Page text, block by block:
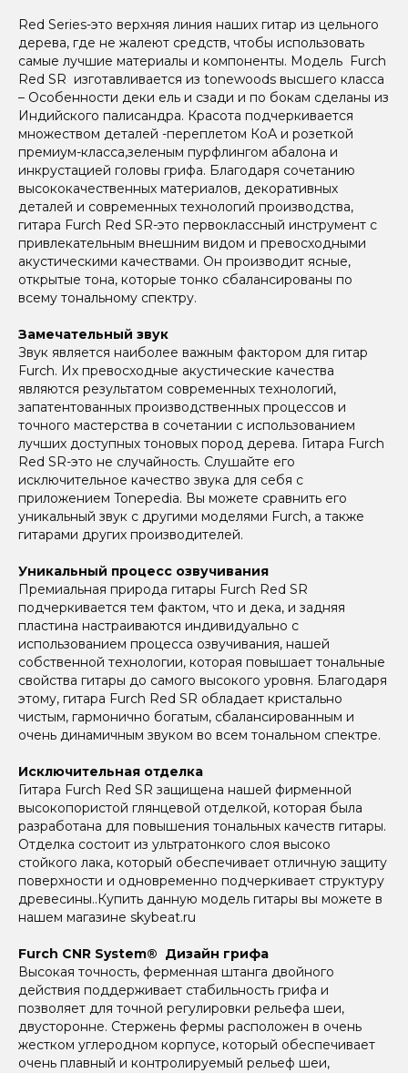
Red Series-это верхняя линия наших гитар из цельного
дерева, где не жалеют средств, чтобы использовать
самые лучшие материалы и компоненты. Модель Furch
Red SR изготавливается из tonewoods высшего класса
– Особенности деки ель и сзади и по бокам сделаны из
Индийского палисандра. Красота подчеркивается
множеством деталей -переплетом КоА и розеткой
премиум-класса,зеленым пурфлингом абалона и
инкрустацией головы грифа. Благодаря сочетанию
высококачественных материалов, декоративных
деталей и современных технологий производства,
гитара Furch Red SR-это первоклассный инструмент с
привлекательным внешним видом и превосходными
акустическими качествами. Он производит ясные,
открытые тона, которые тонко сбалансированы по
всему тональному спектру.
Замечательный звук
Звук является наиболее важным фактором для гитар
Furch. Их превосходные акустические качества
являются результатом современных технологий,
запатентованных производственных процессов и
точного мастерства в сочетании с использованием
лучших доступных тоновых пород дерева. Гитара Furch
Red SR-это не случайность. Слушайте его
исключительное качество звука для себя с
приложением Tonepedia. Вы можете сравнить его
уникальный звук с другими моделями Furch, а также
гитарами других производителей.
Уникальный процесс озвучивания
Премиальная природа гитары Furch Red SR
подчеркивается тем фактом, что и дека, и задняя
пластина настраиваются индивидуально с
использованием процесса озвучивания, нашей
собственной технологии, которая повышает тональные
свойства гитары до самого высокого уровня. Благодаря
этому, гитара Furch Red SR обладает кристально
чистым, гармонично богатым, сбалансированным и
очень динамичным звуком во всем тональном спектре.
Исключительная отделка
Гитара Furch Red SR защищена нашей фирменной
высокопористой глянцевой отделкой, которая была
разработана для повышения тональных качеств гитары.
Отделка состоит из ультратонкого слоя высоко
стойкого лака, который обеспечивает отличную защиту
поверхности и одновременно подчеркивает структуру
древесины..Купить данную модель гитары вы можете в
нашем магазине skybeat.ru
Furch CNR System® Дизайн грифа
Высокая точность, ферменная штанга двойного
действия поддерживает стабильность грифа и
позволяет для точной регулировки рельефа шеи,
двусторонне. Стержень фермы расположен в очень
жестком углеродном корпусе, который обеспечивает
очень плавный и контролируемый рельеф шеи,